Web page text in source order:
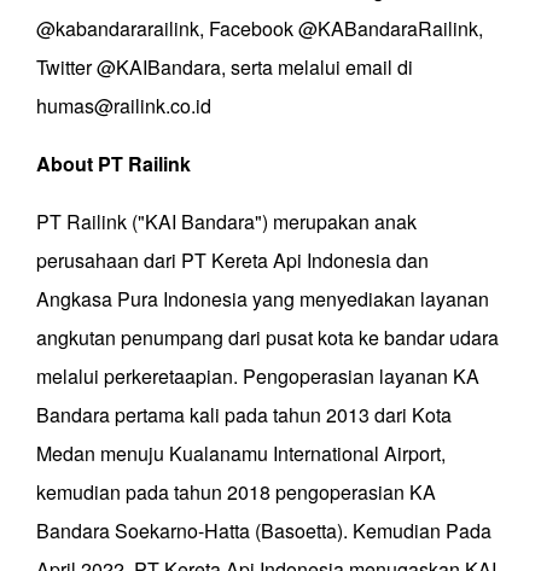
@kabandararailink, Facebook @KABandaraRailink,
Twitter @KAIBandara, serta melalui email di
humas@railink.co.id
About PT Railink
PT Railink ("KAI Bandara") merupakan anak
perusahaan dari PT Kereta Api Indonesia dan
Angkasa Pura Indonesia yang menyediakan layanan
angkutan penumpang dari pusat kota ke bandar udara
melalui perkeretaapian. Pengoperasian layanan KA
Bandara pertama kali pada tahun 2013 dari Kota
Medan menuju Kualanamu International Airport,
kemudian pada tahun 2018 pengoperasian KA
Bandara Soekarno-Hatta (Basoetta). Kemudian Pada